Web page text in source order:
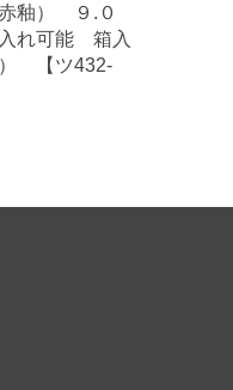
釉） ９.０
れ可能 箱入
【ツ432-